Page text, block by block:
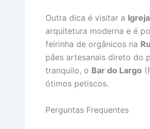
Outra dica é visitar a
arquitetura moderna e é
feirinha de orgânicos na
pães artesanais direto do
tranquilo, o Bar do Largo
ótimos petiscos.
Perguntas Frequentes